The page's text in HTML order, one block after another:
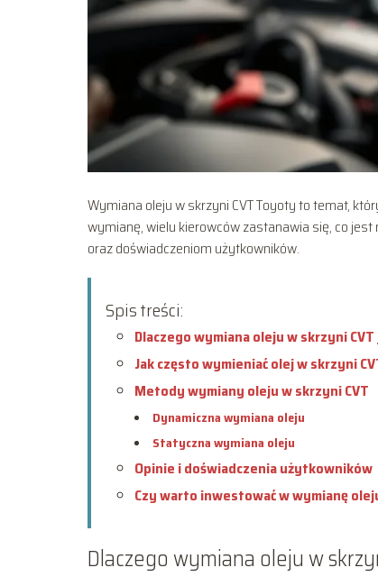
Wymiana oleju w skrzyni CVT Toyoty to temat,
wymianę, wielu kierowców zastanawia się, co
oraz doświadczeniom użytkowników.
Spis treści:
Dlaczego wymiana oleju w skrzyni
Jak często wymieniać olej w skrzyni
Metody wymiany oleju w skrzyni CVT
Dynamiczna wymiana oleju
Statyczna wymiana oleju
Opinie i doświadczenia użytkowników
Czy warto inwestować w wymianę
Dlaczego wymiana oleju w